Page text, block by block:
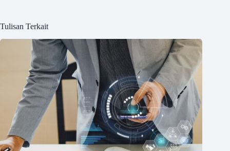
Tulisan Terkait